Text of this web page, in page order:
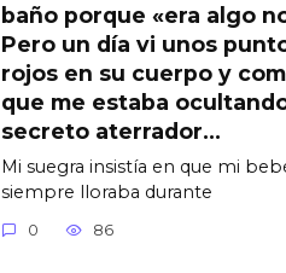
baño porque «era algo
Pero un día vi unos
rojos en su cuerpo y
que me estaba
secreto aterrador…
Mi suegra insistía en que mi
siempre lloraba durante
0 86